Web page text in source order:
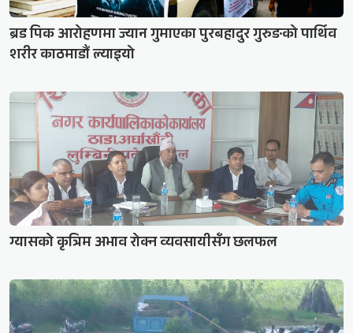
ब्रड पिक आरोहणमा ज्यान गुमाएका पुरबहादुर गुरुङको पार्थिव
शरीर काठमाडौं ल्याइयो
ग्यासको कृत्रिम अभाव रोक्न व्यवसायीसँग छलफल